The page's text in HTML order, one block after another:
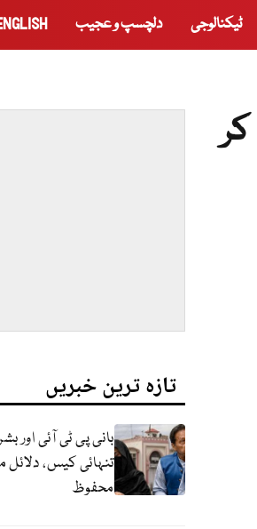
ٹیکنالوجی دلچسپ و عجیب
تازہ ترین خبریں
بانی پی ٹی آئی اور
تنہائی کیس،
محفوظ